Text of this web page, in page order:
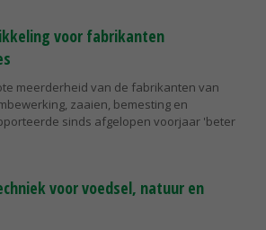
voor fabrikanten
meerderheid van de fabrikanten van
zaaien, bemesting en
sinds afgelopen voorjaar 'beter
voor voedsel, natuur en